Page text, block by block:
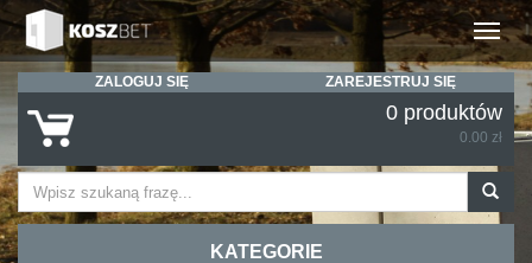
Rozwiń
ZALOGUJ SIĘ ZAREJESTRUJ SIĘ
0 produktów
0.00 zł
KATEGORIE